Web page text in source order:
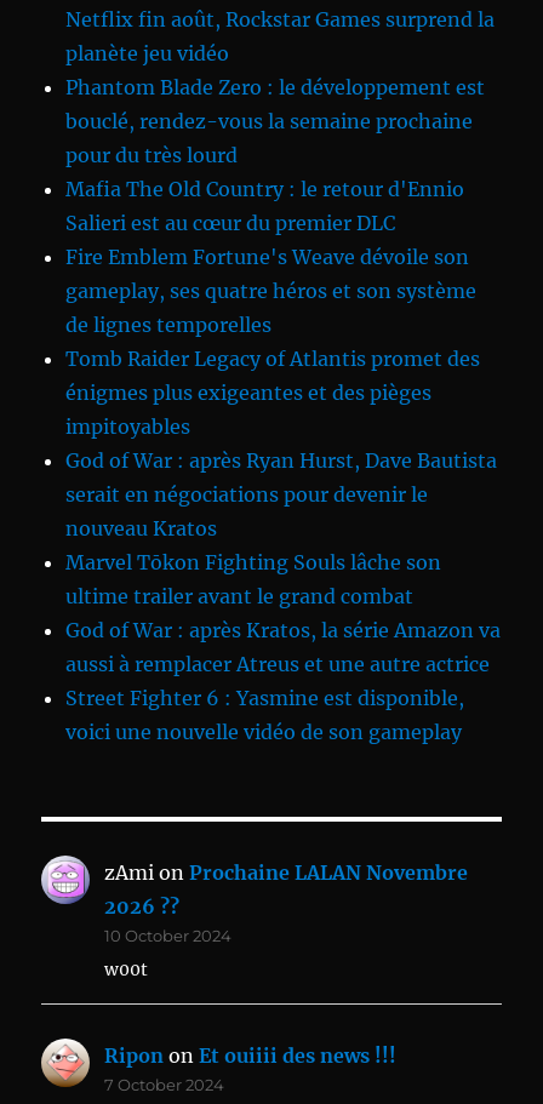
Netflix fin août, Rockstar Games surprend la
planète jeu vidéo
Phantom Blade Zero : le développement est
bouclé, rendez-vous la semaine prochaine
pour du très lourd
Mafia The Old Country : le retour d'Ennio
Salieri est au cœur du premier DLC
Fire Emblem Fortune's Weave dévoile son
gameplay, ses quatre héros et son système
de lignes temporelles
Tomb Raider Legacy of Atlantis promet des
énigmes plus exigeantes et des pièges
impitoyables
God of War : après Ryan Hurst, Dave Bautista
serait en négociations pour devenir le
nouveau Kratos
Marvel Tōkon Fighting Souls lâche son
ultime trailer avant le grand combat
God of War : après Kratos, la série Amazon va
aussi à remplacer Atreus et une autre actrice
Street Fighter 6 : Yasmine est disponible,
voici une nouvelle vidéo de son gameplay
zAmi onProchaine LALAN Novembre
2026 ??
10 October 2024
w00t
Ripon onEt ouiiii des news !!!
7 October 2024